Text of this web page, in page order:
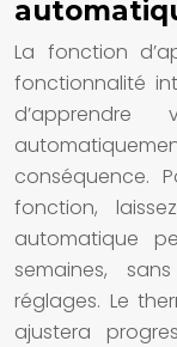
La fonction
fonctionnalité
conséquence.
fonction,
automatique
semaines,
réglages. Le
ajustera